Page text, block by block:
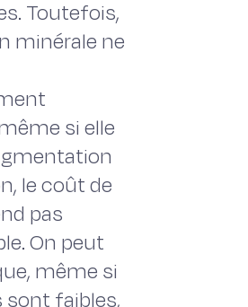
Toutefois,
minérale ne
si elle
le coût de
pas
On peut
même si
faibles,